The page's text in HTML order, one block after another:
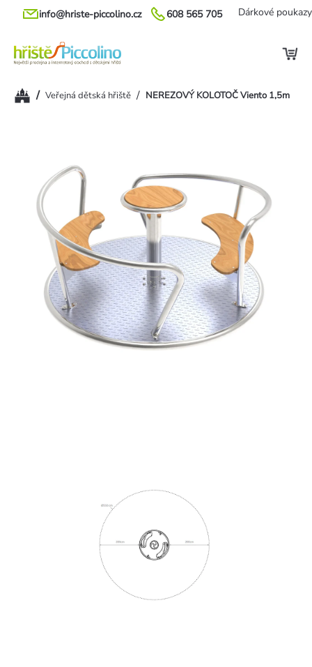
Přejít
608 565 705
info@hriste-piccolino.cz Dárkové poukazy
Domů/ Veřejná dětská hřiště / NEREZOVÝ KOLOTOČ Viento 1,5m